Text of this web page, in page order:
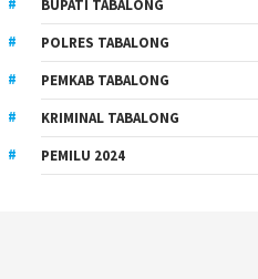
BUPATI TABALONG
POLRES TABALONG
PEMKAB TABALONG
KRIMINAL TABALONG
PEMILU 2024